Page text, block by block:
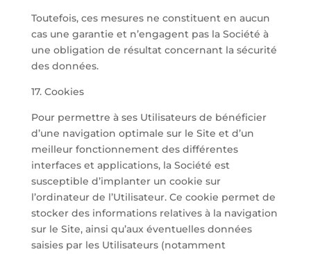
Toutefois, ces mesures ne constituent en aucun
cas une garantie et n’engagent pas la Société à
une obligation de résultat concernant la sécurité
des données.
17. Cookies
Pour permettre à ses Utilisateurs de bénéficier
d’une navigation optimale sur le Site et d’un
meilleur fonctionnement des différentes
interfaces et applications, la Société est
susceptible d’implanter un cookie sur
l’ordinateur de l’Utilisateur. Ce cookie permet de
stocker des informations relatives à la navigation
sur le Site, ainsi qu’aux éventuelles données
saisies par les Utilisateurs (notamment